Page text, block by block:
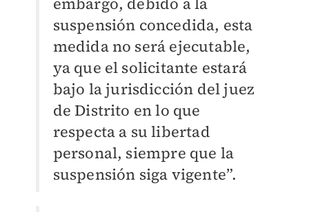
suspensión concedida, esta
medida no será ejecutable,
ya que el solicitante estará
bajo la jurisdicción del juez
de Distrito en lo que
respecta a su libertad
personal, siempre que la
suspensión siga vigente”.